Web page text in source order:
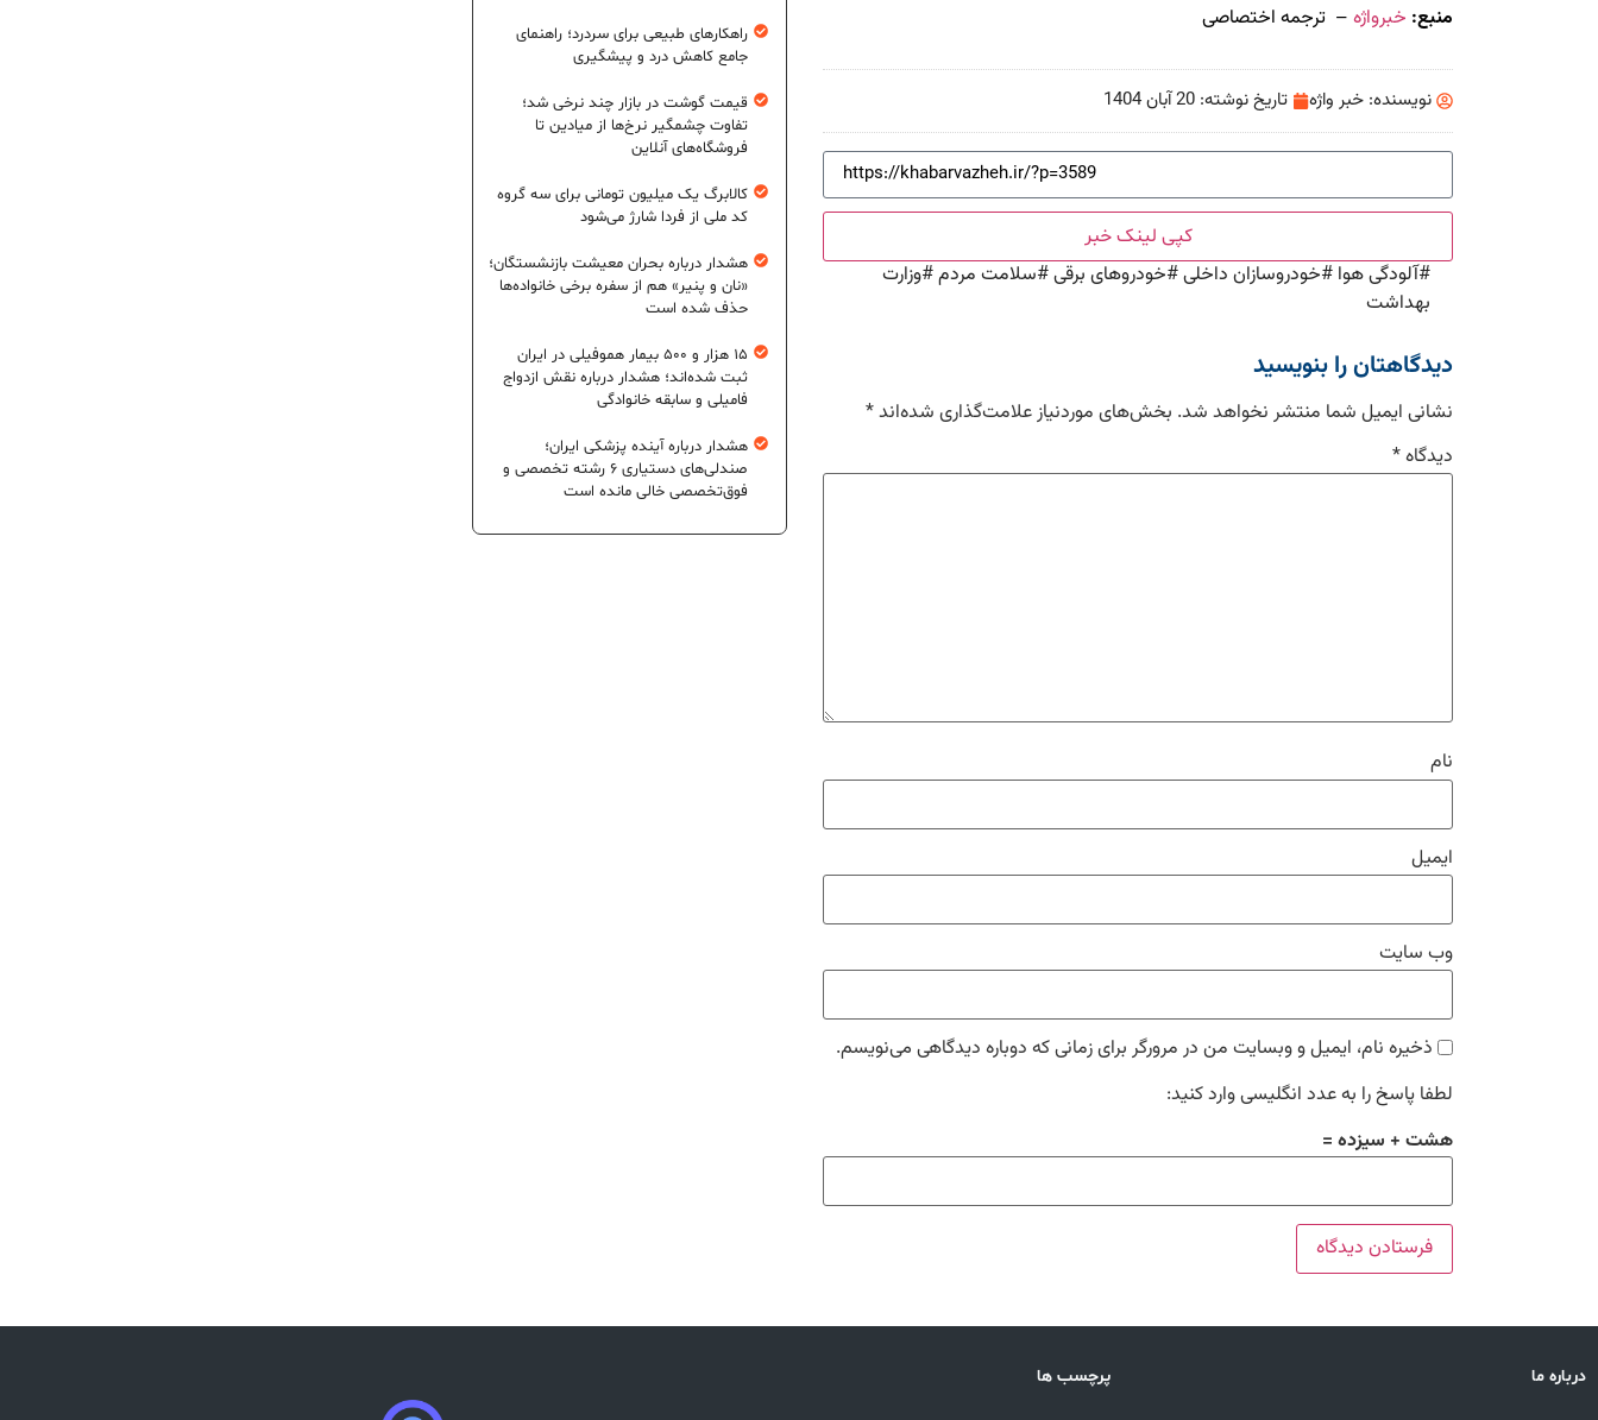
منبع: خبرواژه – ترجمه اختصاصی
نویسنده: خبر واژه تاریخ نوشته: 20 آبان 1404
کپی لینک خبر
#آلودگی هوا #خودروسازان داخلی#خودروهای برقی#سلامت مردم#وزارت
بهداشت
دیدگاهتان را بنویسید
نشانی ایمیل شما منتشر نخواهد شد. بخش‌های موردنیاز علامت‌گذاری شده‌اند*
دیدگاه*
نام
ایمیل
وب‌ سایت
ذخیره نام، ایمیل و وبسایت من در مرورگر برای زمانی که دوباره دیدگاهی می‌نویسم.
لطفا پاسخ را به عدد انگلیسی وارد کنید:
هشت + سیزده =
راهکارهای طبیعی برای سردرد؛ راهنمای
جامع کاهش درد و پیشگیری
قیمت گوشت در بازار چند نرخی شد؛
تفاوت چشمگیر نرخ‌ها از میادین تا
فروشگاه‌های آنلاین
کالابرگ یک میلیون تومانی برای سه گروه
کد ملی از فردا شارژ می‌شود
هشدار درباره بحران معیشت بازنشستگان؛
«نان و پنیر» هم از سفره برخی خانواده‌ها
حذف شده است
۱۵ هزار و ۵۰۰ بیمار هموفیلی در ایران
ثبت شده‌اند؛ هشدار درباره نقش ازدواج
فامیلی و سابقه خانوادگی
هشدار درباره آینده پزشکی ایران؛
صندلی‌های دستیاری ۶ رشته تخصصی و
فوق‌تخصصی خالی مانده است
درباره ما پرچسب ها